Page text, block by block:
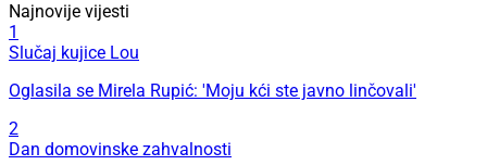
Najnovije vijesti
1
Slučaj kujice Lou
Oglasila se Mirela Rupić: 'Moju kći ste javno linčovali'
2
Dan domovinske zahvalnosti